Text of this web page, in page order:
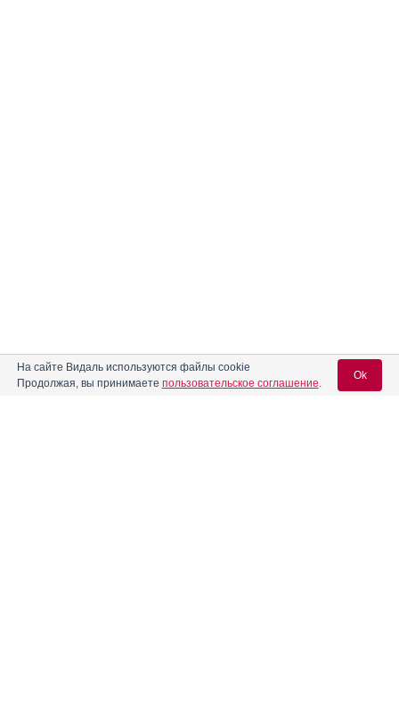
На сайте Видаль используются файлы cookie
Продолжая, вы принимаете пользовательское соглашение.
Ok